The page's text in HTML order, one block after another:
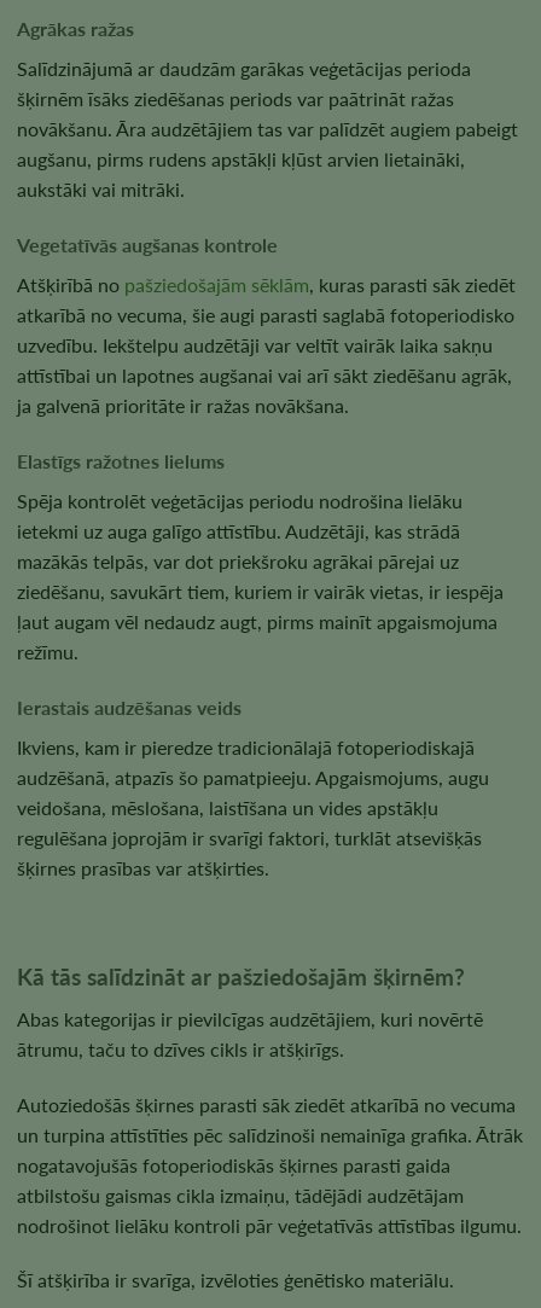
Agrākas ražas
Salīdzinājumā ar daudzām garākas veģetācijas perioda
šķirnēm īsāks ziedēšanas periods var paātrināt ražas
novākšanu. Āra audzētājiem tas var palīdzēt augiem pabeigt
augšanu, pirms rudens apstākļi kļūst arvien lietaināki,
aukstāki vai mitrāki.
Vegetatīvās augšanas kontrole
Atšķirībā no pašziedošajām sēklām, kuras parasti sāk ziedēt
atkarībā no vecuma, šie augi parasti saglabā fotoperiodisko
uzvedību. Iekštelpu audzētāji var veltīt vairāk laika sakņu
attīstībai un lapotnes augšanai vai arī sākt ziedēšanu agrāk,
ja galvenā prioritāte ir ražas novākšana.
Elastīgs ražotnes lielums
Spēja kontrolēt veģetācijas periodu nodrošina lielāku
ietekmi uz auga galīgo attīstību. Audzētāji, kas strādā
mazākās telpās, var dot priekšroku agrākai pārejai uz
ziedēšanu, savukārt tiem, kuriem ir vairāk vietas, ir iespēja
ļaut augam vēl nedaudz augt, pirms mainīt apgaismojuma
režīmu.
Ierastais audzēšanas veids
Ikviens, kam ir pieredze tradicionālajā fotoperiodiskajā
audzēšanā, atpazīs šo pamatpieeju. Apgaismojums, augu
veidošana, mēslošana, laistīšana un vides apstākļu
regulēšana joprojām ir svarīgi faktori, turklāt atsevišķās
šķirnes prasības var atšķirties.
Kā tās salīdzināt ar pašziedošajām šķirnēm?
Abas kategorijas ir pievilcīgas audzētājiem, kuri novērtē
ātrumu, taču to dzīves cikls ir atšķirīgs.
Autoziedošās šķirnes parasti sāk ziedēt atkarībā no vecuma
un turpina attīstīties pēc salīdzinoši nemainīga grafika. Ātrāk
nogatavojušās fotoperiodiskās šķirnes parasti gaida
atbilstošu gaismas cikla izmaiņu, tādējādi audzētājam
nodrošinot lielāku kontroli pār veģetatīvās attīstības ilgumu.
Šī atšķirība ir svarīga, izvēloties ģenētisko materiālu.